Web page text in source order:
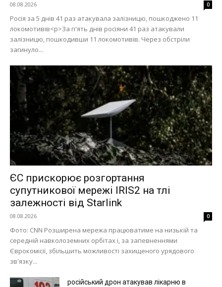
08.08.2026 0
Росія за 5 днів 41 раз атакувала залізницю, пошкоджено 11
локомотивів<p>За п'ять днів росіяни 41 раз атакували
залізницю, пошкодивши 11 локомотивів. Через обстріли
загинуло...
ЄС прискорює розгортання
супутникової мережі IRIS2 на тлі
залежності від Starlink
08.08.2026 0
Фото: СNN Розширена мережа працюватиме на низькій та
середній навколоземних орбітах і, за запевненнями
Єврокомісії, збільшить можливості захищеного урядового
зв'язку...
російський дрон атакував лікарню в